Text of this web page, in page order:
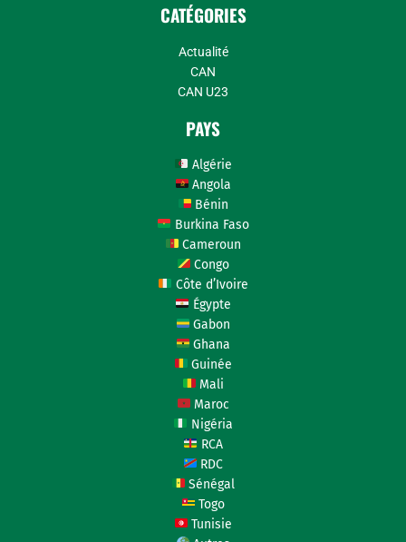
CATÉGORIES
Actualité
CAN
CAN U23
PAYS
Algérie
Angola
Bénin
Burkina Faso
Cameroun
Congo
Côte d’Ivoire
Égypte
Gabon
Ghana
Guinée
Mali
Maroc
Nigéria
RCA
RDC
Sénégal
Togo
Tunisie